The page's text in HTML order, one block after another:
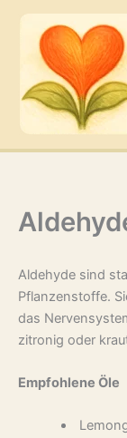
springen
Aldehyde sind
Pflanzenstoffe.
das
zitronig oder
Empfohlene Öle